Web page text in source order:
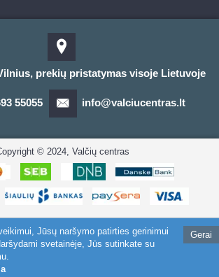
prekių pristatymas visoje Lietuvoje
55055 info@valciucentras.lt
© 2024, Valčių centras
Gerai
Jūsų naršymo patirties gerinimui
svetainėje, Jūs sutinkate su